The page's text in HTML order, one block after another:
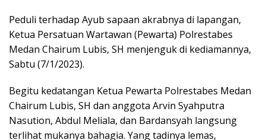
Peduli terhadap Ayub sapaan akrabnya di lapangan,
Ketua Persatuan Wartawan (Pewarta) Polrestabes
Medan Chairum Lubis, SH menjenguk di kediamannya,
Sabtu (7/1/2023).
Begitu kedatangan Ketua Pewarta Polrestabes Medan
Chairum Lubis, SH dan anggota Arvin Syahputra
Nasution, Abdul Meliala, dan Bardansyah langsung
terlihat mukanya bahagia. Yang tadinya lemas,